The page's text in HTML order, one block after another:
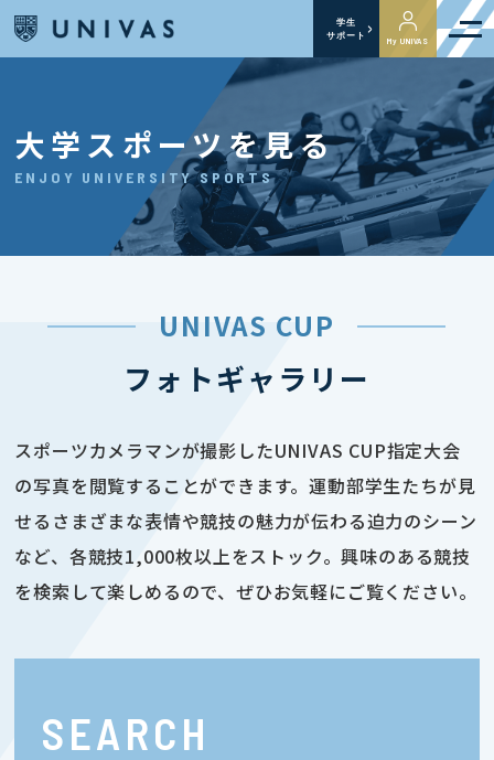
学生
サポート
My UNIVAS
大学スポーツを見る
ENJOY UNIVERSITY SPORTS
UNIVAS CUP
フォトギャラリー
スポーツカメラマンが撮影したUNIVAS CUP指定大会
の写真を閲覧することができます。運動部学生たちが見
せるさまざまな表情や競技の魅力が伝わる迫力のシーン
など、各競技1,000枚以上をストック。興味のある競技
を検索して楽しめるので、ぜひお気軽にご覧ください。
SEARCH